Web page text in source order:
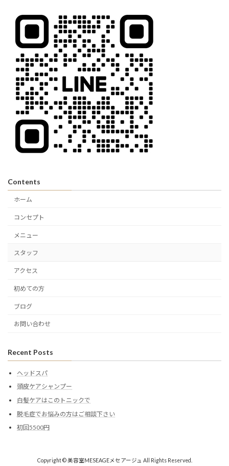
Contents
ホーム
コンセプト
メニュー
スタッフ
アクセス
初めての方
ブログ
お問い合わせ
Recent Posts
ヘッドスパ
頭皮ケアシャンプー
白髪ケアはこのトニックで
脱毛症でお悩みの方はご相談下さい
初回5500円
Copyright © 美容室MESEAGEメセアージュ All Rights Reserved.